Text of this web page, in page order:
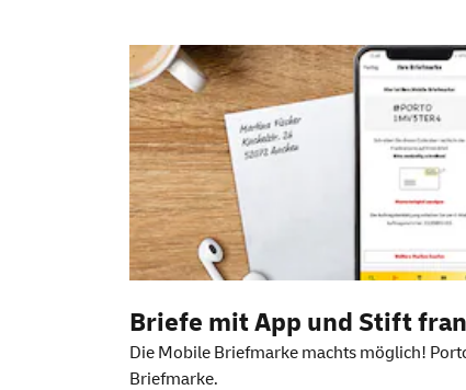
Weitere
Briefe mitApp und Stift
Die Mobile Briefmarke machts möglich!
Briefmarke.